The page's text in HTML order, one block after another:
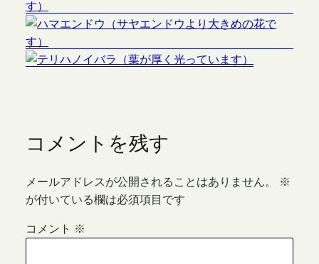
コメントを残す
メールアドレスが公開されることはありません。
※
が付いている欄は必須項目です
コメント ※